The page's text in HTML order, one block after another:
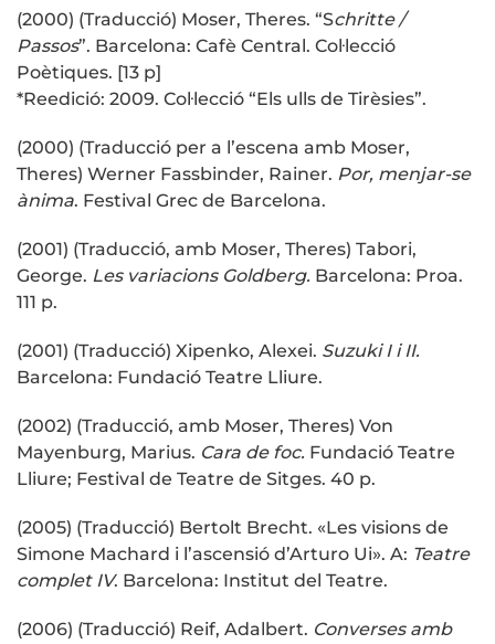
(2000) (Traducció) Moser, Theres. “Schritte /
Passos”. Barcelona: Cafè Central. Col·lecció
Poètiques. [13 p]
*Reedició: 2009. Col·lecció “Els ulls de Tirèsies”.
(2000) (Traducció per a l’escena amb Moser,
Theres) Werner Fassbinder, Rainer. Por, menjar-se
ànima. Festival Grec de Barcelona.
(2001) (Traducció, amb Moser, Theres) Tabori,
George. Les variacions Goldberg. Barcelona: Proa.
111 p.
(2001) (Traducció) Xipenko, Alexei. Suzuki I i II.
Barcelona: Fundació Teatre Lliure.
(2002) (Traducció, amb Moser, Theres) Von
Mayenburg, Marius. Cara de foc. Fundació Teatre
Lliure; Festival de Teatre de Sitges. 40 p.
(2005) (Traducció) Bertolt Brecht. «Les visions de
Simone Machard i l’ascensió d’Arturo Ui». A: Teatre
complet IV. Barcelona: Institut del Teatre.
(2006) (Traducció) Reif, Adalbert. Converses amb